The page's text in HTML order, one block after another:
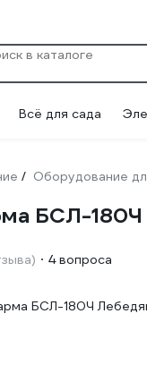
Всё для сада
/ Оборудование
БСЛ-
4 вопроса